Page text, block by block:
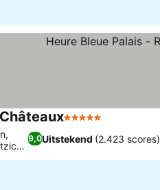
5 Sterren
9,0Uitstekend (2.423 scores)